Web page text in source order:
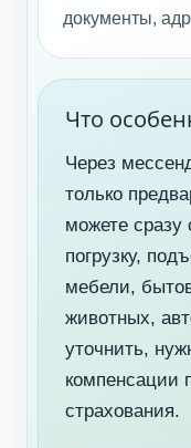
документы,
Что
Через
только
можете сразу
погрузку,
мебели,
животных,
уточнить,
компенсации
страхования.